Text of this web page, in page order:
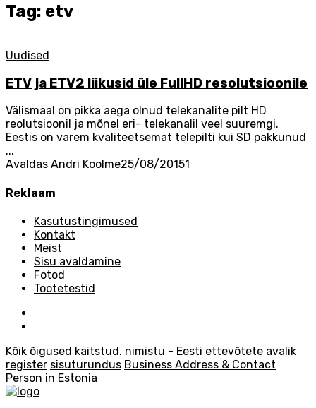
Tag: etv
Uudised
ETV ja ETV2 liikusid üle FullHD resolutsioonile
Välismaal on pikka aega olnud telekanalite pilt HD
reolutsioonil ja mõnel eri- telekanalil veel suuremgi.
Eestis on varem kvaliteetsemat telepilti kui SD pakkunud
...
Avaldas Andri Koolme25/08/20151
Reklaam
Kasutustingimused
Kontakt
Meist
Sisu avaldamine
Fotod
Tootetestid
Kõik õigused kaitstud. nimistu - Eesti ettevõtete avalik
register sisuturundus Business Address & Contact
Person in Estonia